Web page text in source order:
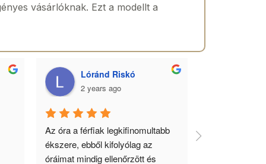
vásárlóknak. Ezt a modellt a
Szabolcs Szikszai
2 years ago
Gyönyörű órák, kedvező árak és
minőségi kiszolgálás!